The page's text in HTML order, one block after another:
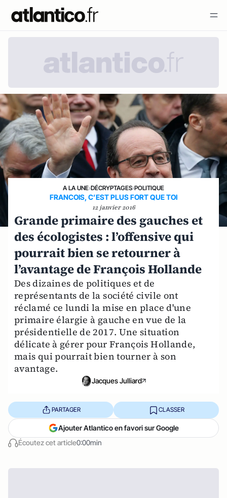
A LA UNE›DÉCRYPTAGES›POLITIQUE
FRANCOIS, C’EST PLUS FORT QUE TOI
12 janvier 2016
Grande primaire des gauches et
des écologistes : l’offensive qui
pourrait bien se retourner à
l’avantage de François Hollande
Des dizaines de politiques et de
représentants de la société civile ont
réclamé ce lundi la mise en place d'une
primaire élargie à gauche en vue de la
présidentielle de 2017. Une situation
délicate à gérer pour François Hollande,
mais qui pourrait bien tourner à son
avantage.
Jacques Julliard
Écoutez cet article0:00min
PARTAGER CLASSER
Ajouter Atlantico en favori sur Google